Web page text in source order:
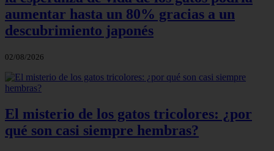
aumentar hasta un 80% gracias a un
descubrimiento japonés
02/08/2026
El misterio de los gatos tricolores: ¿por
qué son casi siempre hembras?